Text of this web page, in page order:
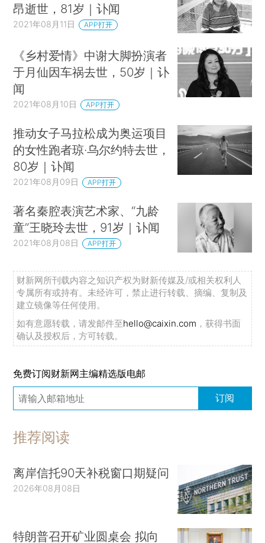
昂逝世，81岁｜讣闻
2021年08月11日 APP打开
《乡村爱情》中谢大脚扮演者
于月仙因车祸去世，50岁｜讣
闻
2021年08月10日 APP打开
推动女子马拉松成为奥运项目
的女性跑者琼·乌尔约特去世，
80岁｜讣闻
2021年08月09日 APP打开
著名秦腔表演艺术家、“九龄
童”王晓玲去世，91岁｜讣闻
2021年08月08日 APP打开
财新网所刊载内容之知识产权为财新传媒及/或相关权利人
专属所有或持有。未经许可，禁止进行转载、摘编、复制及
建立镜像等任何使用。
如有意愿转载，请发邮件至hello@caixin.com ，获得书面
确认及授权后，方可转载。
免费订阅财新网主编精选版电邮
订阅
推荐阅读
离岸信托90天补税窗口期疑问
2026年08月08日
特朗普召开矿业圆桌会 拟向